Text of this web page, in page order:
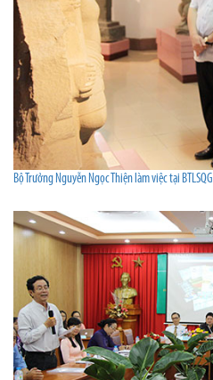
Bộ Trưởng Nguyễn Ngọc Thiện làm việc tại BTLSQG